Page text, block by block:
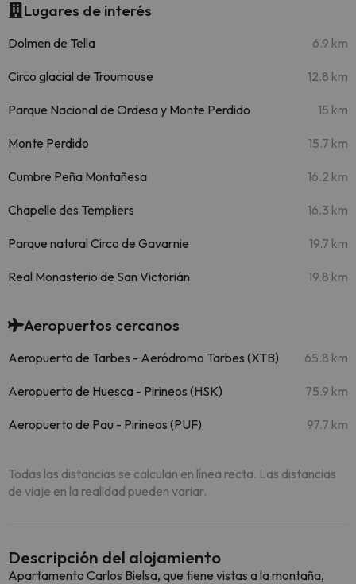
Lugares de interés
Dolmen de Tella 6.9 km
Circo glacial de Troumouse 12.8 km
Parque Nacional de Ordesa y Monte Perdido 15 km
Monte Perdido 15.7 km
Cumbre Peña Montañesa 16.2 km
Chapelle des Templiers 16.3 km
Parque natural Circo de Gavarnie 19.7 km
Real Monasterio de San Victorián 19.8 km
Aeropuertos cercanos
Aeropuerto de Tarbes - Aeródromo Tarbes (XTB) 65.8 km
Aeropuerto de Huesca - Pirineos (HSK) 75.9 km
Aeropuerto de Pau - Pirineos (PUF) 97.7 km
Todas las distancias se calculan en línea recta. Las distancias
de viaje en la realidad pueden variar.
Descripción del alojamiento
Apartamento Carlos Bielsa, que tiene vistas a la montaña,